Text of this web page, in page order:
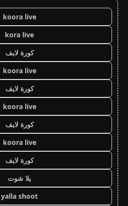
koora live
kora live
كورة لايف
koora live
كورة لايف
koora live
كورة لايف
koora live
كورة لايف
يلا شوت
yalla shoot